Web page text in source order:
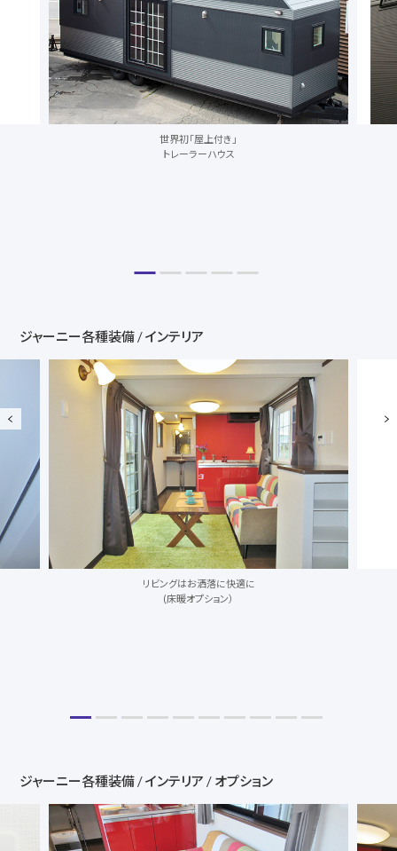
お洒落なマリンライト型
照明標準装備
ジャーニー各種装備 / インテリア
ポスト付玄関ドア、
下駄箱付き
ジャーニー各種装備 / インテリア / オプション